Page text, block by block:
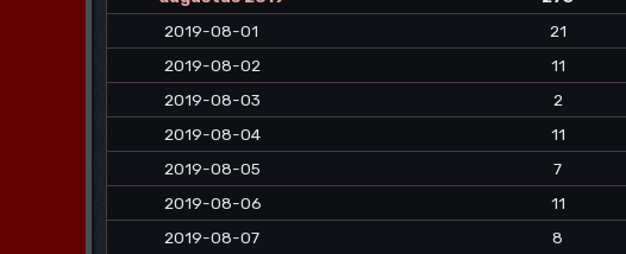
2019-08-01
21
2019-08-02
11
2019-08-03
2
2019-08-04
11
2019-08-05
7
2019-08-06
11
2019-08-07
8